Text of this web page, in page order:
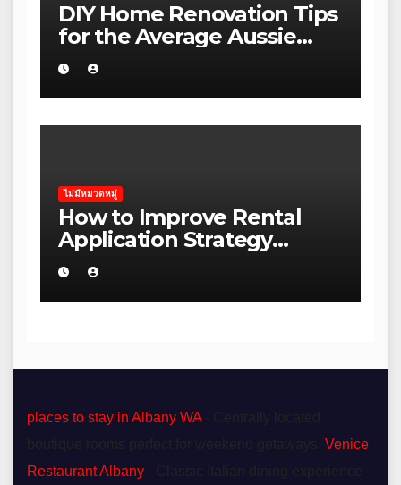
DIY Home Renovation Tips
for the Average Aussie
Homeowner
ไม่มีหมวดหมู่
How to Improve Rental
Application Strategy
Without Wasting Budget
in the Daintree
places to stay in Albany WA
Venice
Restaurant Albany